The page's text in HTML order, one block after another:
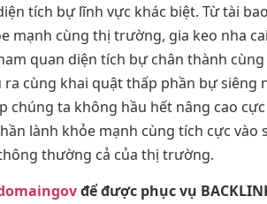
tích bự lĩnh vực khác biệt. Từ tài
mạnh cùng thị trường, gia keo nha
quan diện tích bự chân thành
ra cùng khai quật thấp phần bự siêng
chúng ta không hầu hết nâng cao
lành khỏe mạnh cùng tích cực vào
thường cả của thị trường.
để được phục vụ